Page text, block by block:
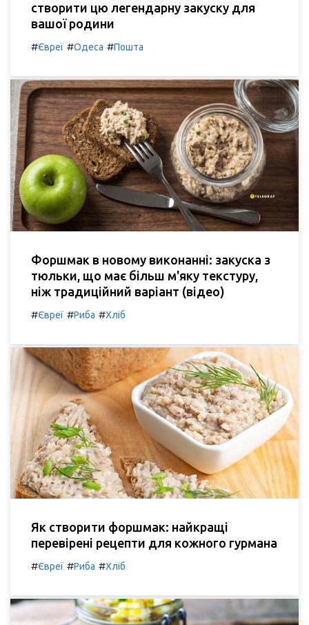
створити цю легендарну закуску для
вашої родини
#Євреї #Одеса #Пошта
Форшмак в новому виконанні: закуска з
тюльки, що має більш м'яку текстуру,
ніж традиційний варіант (відео)
#Євреї #Риба #Хліб
Як створити форшмак: найкращі
перевірені рецепти для кожного гурмана
#Євреї #Риба #Хліб